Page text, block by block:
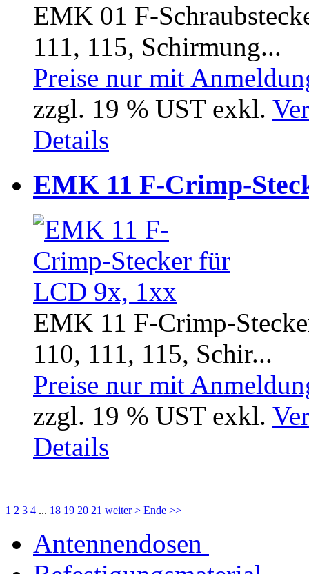
EMK 01 F-
111, 115, Schirmung...
Preise nur mit
zzgl. 19 % UST exkl.
Details
EMK 11 F-Crimp-
EMK 11 F-Crimp-
110, 111, 115, Schir...
Preise nur mit
zzgl. 19 % UST exkl.
Details
1 2 3 4 ... 18 19 20 21 weiter > Ende >>
Antennendosen